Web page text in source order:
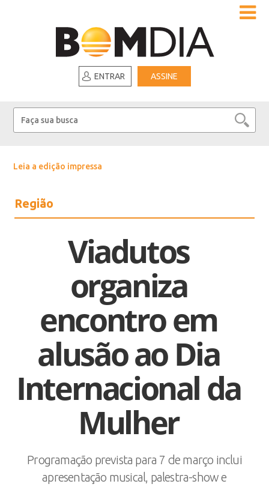
ENTRAR ASSINE
Leia a edição impressa
Região
Viadutos
organiza
encontro em
alusão ao Dia
Internacional da
Mulher
Programação prevista para 7 de março inclui
apresentação musical, palestra-show e